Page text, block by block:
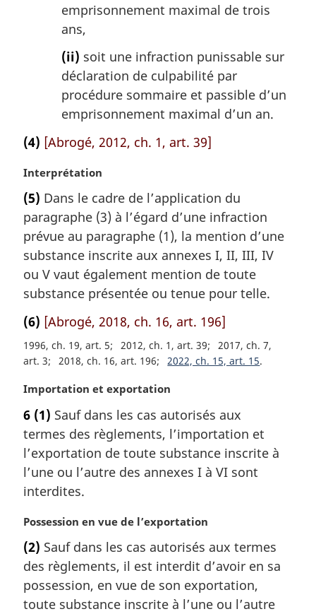
emprisonnement maximal de trois
ans,
(ii) soit une infraction punissable sur
déclaration de culpabilité par
procédure sommaire et passible d’un
emprisonnement maximal d’un an.
(4) [Abrogé, 2012, ch. 1, art. 39]
N
t
e
m
a
g
i
a
l
e
Interprétation
(5) Dans le cadre de l’application du
paragraphe (3) à l’égard d’une infraction
prévue au paragraphe (1), la mention d’une
substance inscrite aux annexes I, II, III, IV
ou V vaut également mention de toute
substance présentée ou tenue pour telle.
(6) [Abrogé, 2018, ch. 16, art. 196]
1996, ch. 19, art. 5 2012, ch. 1, art. 39
2017, ch. 7,
art. 3
2018, ch. 16, art. 196 2022, ch. 15, art. 15
N
t
e
m
a
g
n
a
e
:
Importation et exportation
6 (1) Sauf dans les cas autorisés aux
termes des règlements, l’importation et
l’exportation de toute substance inscrite à
l’une ou l’autre des annexes I à VI sont
interdites.
N
t
e
m
a
Possession en vue de l’exportation
(2) Sauf dans les cas autorisés aux termes
des règlements, il est interdit d’avoir en sa
possession, en vue de son exportation,
toute substance inscrite à l’une ou l’autre